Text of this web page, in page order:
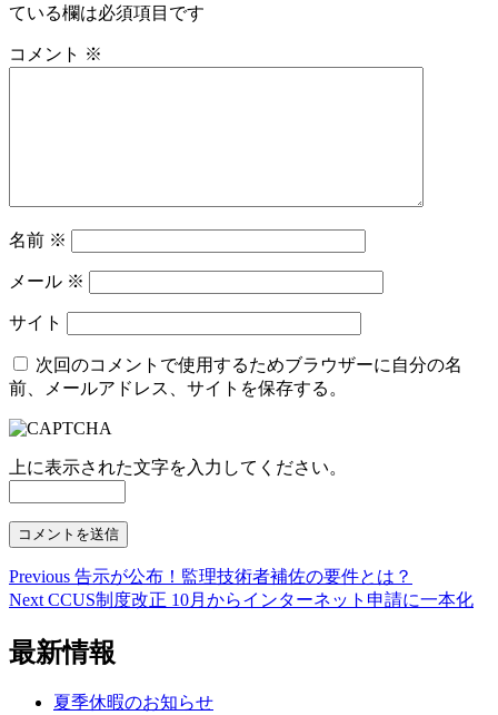
ている欄は必須項目です
コメント ※
名前 ※
メール ※
サイト
次回のコメントで使用するためブラウザーに自分の名
前、メールアドレス、サイトを保存する。
上に表示された文字を入力してください。
投
稿
ナ
Previous Previous
post:
告示が公布！監理技術者補佐の要件とは？
Next Next
CCUS制度改正 10月からインターネット申請に一本化
最新情報
夏季休暇のお知らせ